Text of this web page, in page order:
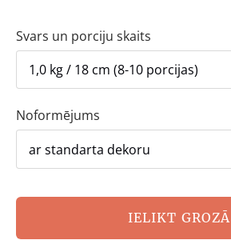
Svars un porciju skaits
Noformējums
IELIKT GROZĀ